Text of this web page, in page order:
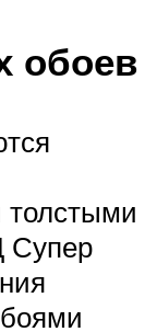
обоев
толстыми
Супер